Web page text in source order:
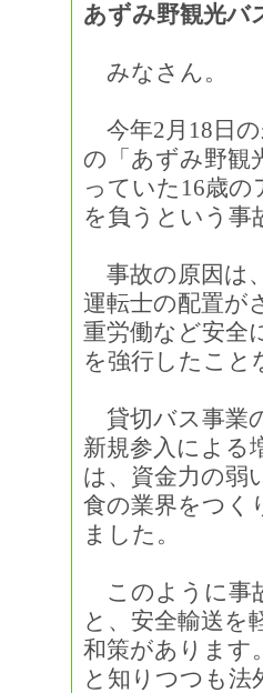
あずみ野観光バ
みなさん。
今年2月18日の
の「あずみ野観
っていた16歳の
を負うという事
事故の原因は
運転士の配置が
重労働など安全
を強行したこと
貸切バス事業
新規参入による
は、資金力の弱
食の業界をつく
ました。
このように事
と、安全輸送を
和策があります
と知りつつも法